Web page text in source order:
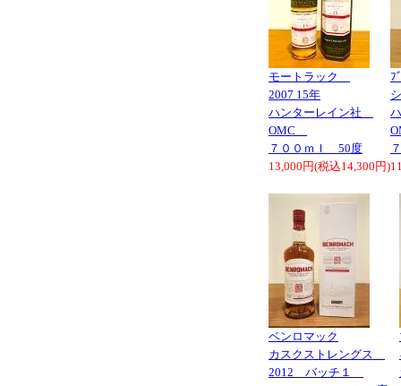
モートラック
2007 15年
ハンターレイン社
OMC
７００ｍｌ 50度
13,000円(税込14,300円)
ﾌ
ベンロマック
カスクストレングス
2012 バッチ１